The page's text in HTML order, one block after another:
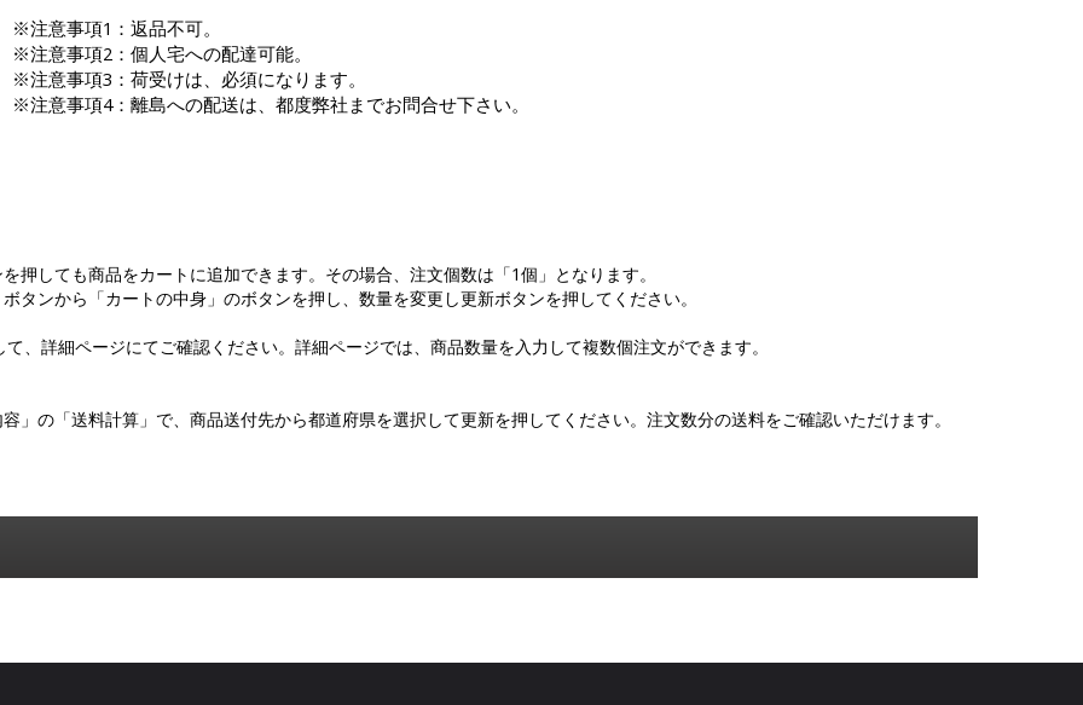
※注意事項1：返品不可。
※注意事項2：個人宅への配達可能。
※注意事項3：荷受けは、必須になります。
※注意事項4：離島への配送は、都度弊社までお問合せ下さい。
押しても商品をカートに追加できます。その場合、注文個数は「1個」となります。
タンから「カートの中身」のボタンを押し、数量を変更し更新ボタンを押してください。
、詳細ページにてご確認ください。詳細ページでは、商品数量を入力して複数個注文ができます。
」の「送料計算」で、商品送付先から都道府県を選択して更新を押してください。注文数分の送料をご確認いただけます。